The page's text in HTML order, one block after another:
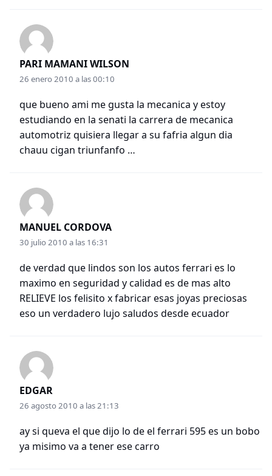
PARI MAMANI WILSON
26 enero 2010 a las 00:10
que bueno ami me gusta la mecanica y estoy
estudiando en la senati la carrera de mecanica
automotriz quisiera llegar a su fafria algun dia
chauu cigan triunfanfo …
MANUEL CORDOVA
30 julio 2010 a las 16:31
de verdad que lindos son los autos ferrari es lo
maximo en seguridad y calidad es de mas alto
RELIEVE los felisito x fabricar esas joyas preciosas
eso un verdadero lujo saludos desde ecuador
EDGAR
26 agosto 2010 a las 21:13
ay si queva el que dijo lo de el ferrari 595 es un bobo
ya misimo va a tener ese carro